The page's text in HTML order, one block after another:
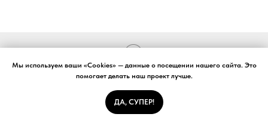
Мы используем ваши «Cookies» — данные о посещении нашего сайта. Это
помогает делать наш проект лучше.
ДА, СУПЕР!